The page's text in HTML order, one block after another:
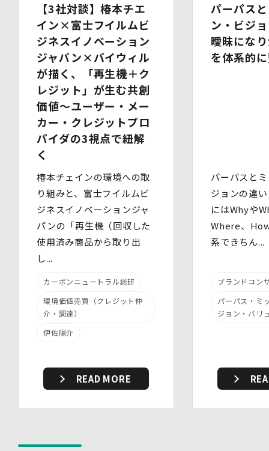
6.安全管理措置
当社は、個人情報保護法、個人情報保護方針及び本方針に
従って、個人データ（個人情報保護法第16条第３項により
定義された「個人データ」をいい、以下同様とします。）
を適切に取り扱い、正確かつ最新のものとするよう適切な
処置を講じます。
また、個人データの漏えい、滅失又は毀損の防止その他の
個人データの保護のため、個人データを適切かつ安全に管
理します。
当社は、個人情報を適切に取り扱うため、以下の安全管理
措置を実施します。
・ 個人データの取扱いに関する責任者を定め、報告連絡
体制や取扱方法を管理しています。
・ 個人情報の取扱状況について定期的な点検及び監査を
実施しています。
(2)人的安全管理措置
・ 個人データの取扱いに関する留意事項について、従業
・ 個人データについての秘密保持に関する事項を就業規
則に規定しています。
・個人データを取扱う区域において、従業員の入退室管理
及び持ち込む機器等の制限を行うとともに、権限を有しな
す。
・事務所内外の移動を含め、個人情報を取り扱う機器、電
子媒体及び書類等を持ち運ぶ場合、容易に個人情報が判明
(4)技術的安全管理措置
・個人データを取り扱う情報システムについて、外部から
【3社対談】椿本チエ
イン×富士フイルムビ
ジネスイノベーション
ジャパン×バイウィル
が描く、「再生機＋ク
レジット」が生む共創
価値～ユーザー・メー
カー・クレジットプロ
パイダの3視点で紐解
く
椿本チェインの環境への取
り組みと、富士フイルムビ
ジネスイノベーションジャ
パンの「再生機（回収した
使用済み商品から取り出
し...
カーボンニュートラル総研
環境価値売買（クレジット仲
介・調達）
伊佐陽介
READ MORE
パーパス
ン・ビジ
曖昧にな
を体系的
パーパスと
ジョンの違
にはWhyや
Where、
系できちん...
ブランドコン
パーパス・ミ
ジョン・バリ